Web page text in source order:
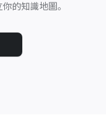
的知識地圖。